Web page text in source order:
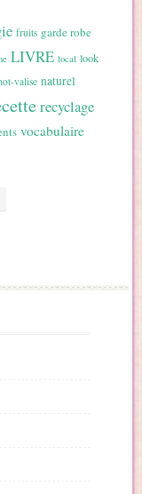
fruits garde robe
LIVRE local look
valise naturel
recyclage
vocabulaire